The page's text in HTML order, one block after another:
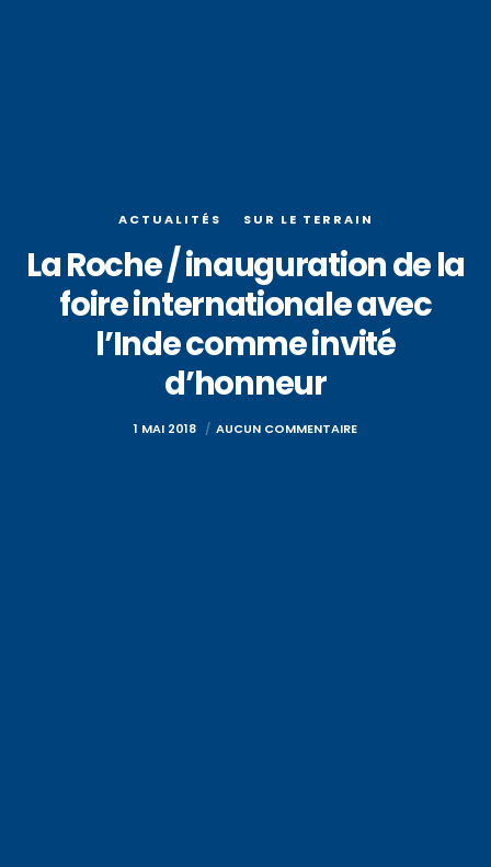
ACTUALITÉS SUR LE TERRAIN
La Roche / inauguration de la
foire internationale avec
l’Inde comme invité
d’honneur
1 MAI 2018 AUCUN COMMENTAIRE